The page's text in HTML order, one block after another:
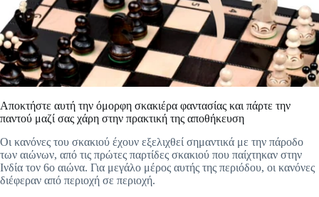
Αποκτήστε αυτή την όμορφη σκακιέρα φαντασίας και πάρτε την
παντού μαζί σας χάρη στην πρακτική της αποθήκευση
Οι κανόνες του σκακιού έχουν εξελιχθεί σημαντικά με την πάροδο
των αιώνων, από τις πρώτες παρτίδες σκακιού που παίχτηκαν στην
Ινδία τον 6ο αιώνα. Για μεγάλο μέρος αυτής της περιόδου, οι κανόνες
διέφεραν από περιοχή σε περιοχή.